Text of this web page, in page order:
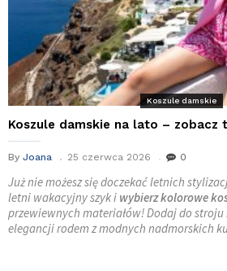
Koszule damskie
Koszule damskie na lato – zobacz
By Joana 25 czerwca 2026 0
Już nie możesz się doczekać letnich
letni wakacyjny szyk i wybierz kolorowe
przewiewnych materiałów! Dodaj do
elegancji rodem z modnych nadmorskich